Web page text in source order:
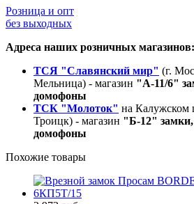
Розница и опт
без выходных
Адреса наших розничных магазинов:
ТСЯ "Славянский мир" (г.
Мельница) - магазин "А-11/6"
домофоны
ТСК "Молоток" на Калужском
Троицк) - магазин "Б-12" замки,
домофоны
Похожие товары